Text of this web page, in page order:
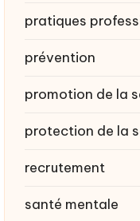
pratiques
prévention
promotion de la
protection de la
recrutement
santé mentale